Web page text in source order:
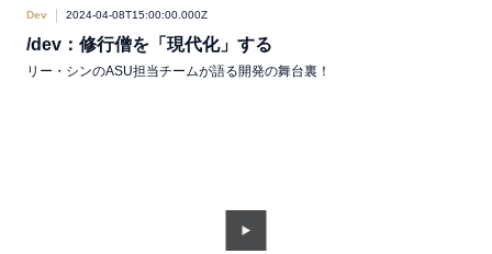
Dev 2024-04-08T15:00:00.000Z
/dev：修行僧を「現代化」する
リー・シンのASU担当チームが語る開発の舞台裏！